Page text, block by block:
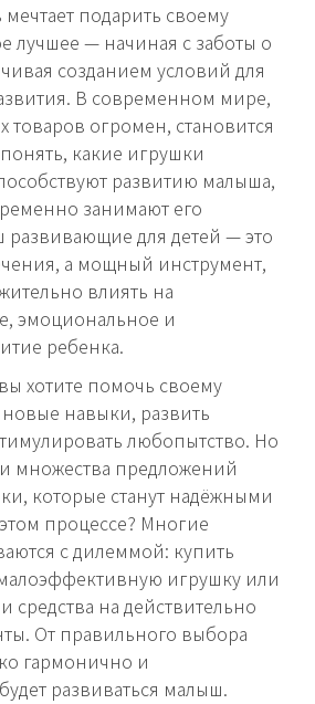
подарить своему
лучшее — начиная с заботы о
созданием условий для
В современном мире,
товаров огромен, становится
какие игрушки
развитию малыша,
занимают его
для детей — это
а мощный инструмент,
влиять на
эмоциональное и
ребенка.
хотите помочь своему
навыки, развить
любопытство. Но
множества предложений
которые станут надёжными
процессе? Многие
с дилеммой: купить
игрушку или
средства на действительно
От правильного выбора
гармонично и
развиваться малыш.